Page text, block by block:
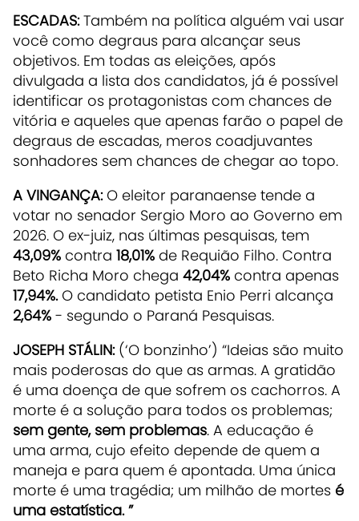
ESCADAS:Também na política alguém vai usar
você como degraus para alcançar seus
objetivos. Em todas as eleições, após
divulgada a lista dos candidatos, já é possível
identificar os protagonistas com chances de
vitória e aqueles que apenas farão o papel de
degraus de escadas, meros coadjuvantes
sonhadores sem chances de chegar ao topo.
A VINGANÇA:O eleitor paranaense tende a
votar no senador Sergio Moro ao Governo em
2026. O ex-juiz, nas últimas pesquisas, tem
43,09% contra 18,01% de Requião Filho. Contra
Beto Richa Moro chega 42,04% contra apenas
17,94%.O candidato petista Enio Perri alcança
2,64% - segundo o Paraná Pesquisas.
JOSEPH STÁLIN:(‘O bonzinho’) “Ideias são muito
mais poderosas do que as armas. A gratidão
é uma doença de que sofrem os cachorros. A
morte é a solução para todos os problemas;
sem gente, sem problemas. A educação é
uma arma, cujo efeito depende de quem a
maneja e para quem é apontada. Uma única
morte é uma tragédia; um milhão de mortes é
uma estatística. ”